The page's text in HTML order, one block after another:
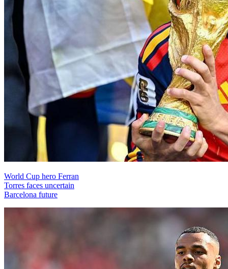
World Cup hero Ferran
Torres faces uncertain
Barcelona future